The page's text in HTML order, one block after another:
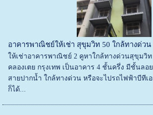
อาคารพาณิชย์ให้เช่า สุขุมวิท 50 ใกล้ทางด่วน
ให้เช่าอาคารพาณิชย์ 2 คูหาใกล้ทางด่วนสุขุมวิท
คลองเตย กรุงเทพ เป็นอาคาร 4 ชั้นครึ่ง มีชั้นลอ
สายปากน้ำ ใกล้ทางด่วน หรือจะไปรถไฟฟ้าบีทีเ
ก็ได้...